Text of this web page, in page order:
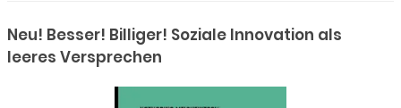
Neu! Besser! Billiger! Soziale Innovation als
leeres Versprechen